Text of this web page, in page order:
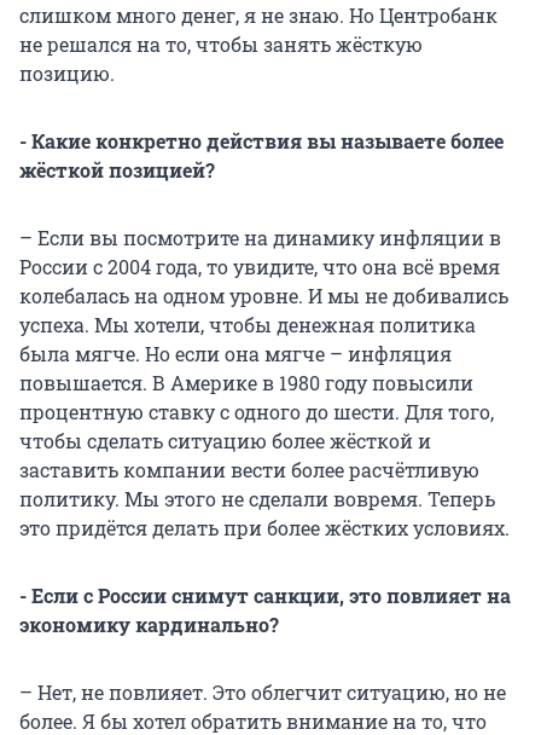
слишком много денег, я не знаю. Но Центробанк
не решался на то, чтобы занять жёсткую
позицию.
- Какие конкретно действия вы называете более
жёсткой позицией?
– Если вы посмотрите на динамику инфляции в
России с 2004 года, то увидите, что она всё время
колебалась на одном уровне. И мы не добивались
успеха. Мы хотели, чтобы денежная политика
была мягче. Но если она мягче – инфляция
повышается. В Америке в 1980 году повысили
процентную ставку с одного до шести. Для того,
чтобы сделать ситуацию более жёсткой и
заставить компании вести более расчётливую
политику. Мы этого не сделали вовремя. Теперь
это придётся делать при более жёстких условиях.
- Если с России снимут санкции, это повлияет на
экономику кардинально?
– Нет, не повлияет. Это облегчит ситуацию, но не
более. Я бы хотел обратить внимание на то, что